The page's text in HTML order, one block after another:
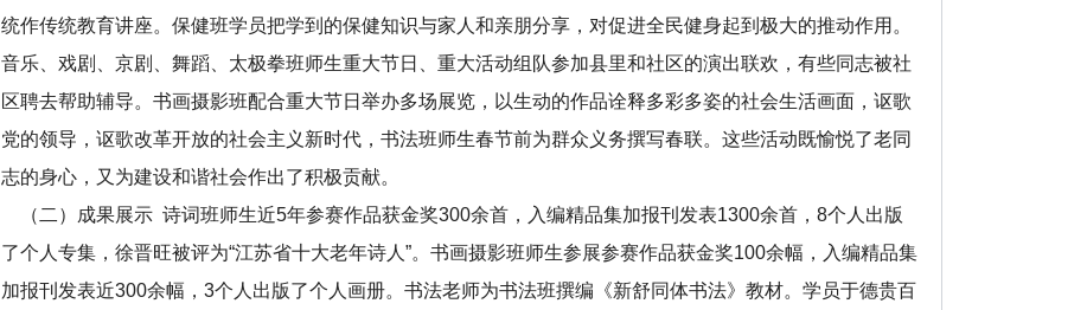
统作传统教育讲座。保健班学员把学到的保健知识与家人和亲朋分享，对促进全民健身起到极大的推动作用。
音乐、戏剧、京剧、舞蹈、太极拳班师生重大节日、重大活动组队参加县里和社区的演出联欢，有些同志被社
区聘去帮助辅导。书画摄影班配合重大节日举办多场展览，以生动的作品诠释多彩多姿的社会生活画面，讴歌
党的领导，讴歌改革开放的社会主义新时代，书法班师生春节前为群众义务撰写春联。这些活动既愉悦了老同
志的身心，又为建设和谐社会作出了积极贡献。
（二）成果展示 诗词班师生近5年参赛作品获金奖300余首，入编精品集加报刊发表1300余首，8个人出版
了个人专集，徐晋旺被评为“江苏省十大老年诗人”。书画摄影班师生参展参赛作品获金奖100余幅，入编精品集
加报刊发表近300余幅，3个人出版了个人画册。书法老师为书法班撰编《新舒同体书法》教材。学员于德贵百